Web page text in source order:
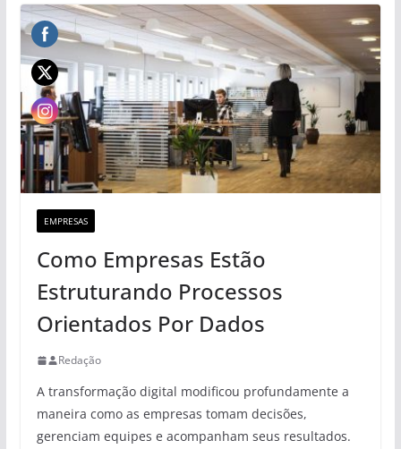
EMPRESAS
Como Empresas Estão
Estruturando Processos
Orientados Por Dados
Redação
A transformação digital modificou profundamente a
maneira como as empresas tomam decisões,
gerenciam equipes e acompanham seus resultados.